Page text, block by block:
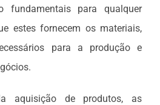
fundamentais para qualquer
estes fornecem os materiais,
para a produção e
aquisição de produtos, as